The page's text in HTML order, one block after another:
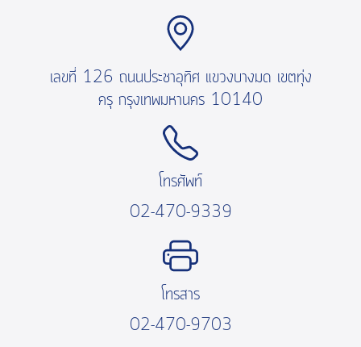
เลขที่ 126 ถนนประชาอุทิศ แขวงบางมด เขตทุ่ง
ครุ กรุงเทพมหานคร 10140
โทรศัพท์
02-470-9339
โทรสาร
02-470-9703